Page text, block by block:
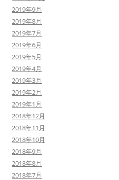
2019年9月
2019年8月
2019年7月
2019年6月
2019年5月
2019年4月
2019年3月
2019年2月
2019年1月
2018年12月
2018年11月
2018年10月
2018年9月
2018年8月
2018年7月